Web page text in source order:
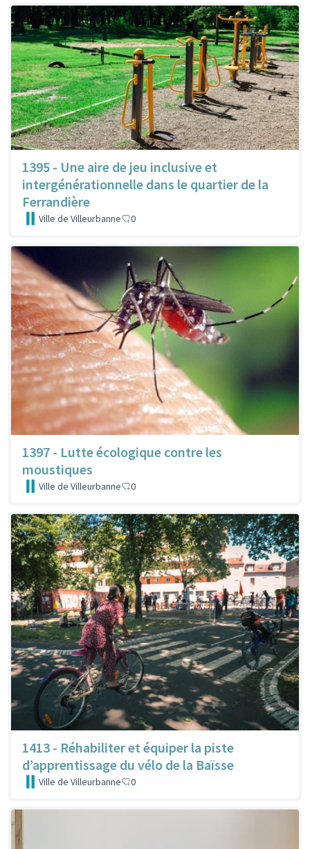
1395 - Une aire de jeu inclusive et
intergénérationnelle dans le quartier de la
Ferrandière
Ville de Villeurbanne 0
1397 - Lutte écologique contre les
moustiques
Ville de Villeurbanne 0
1413 - Réhabiliter et équiper la piste
d’apprentissage du vélo de la Baïsse
Ville de Villeurbanne 0